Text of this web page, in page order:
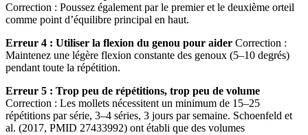
Correction : Poussez également par le premier et le deuxième orteil
comme point d’équilibre principal en haut.
Erreur 4 : Utiliser la flexion du genou pour aider Correction :
Maintenez une légère flexion constante des genoux (5–10 degrés)
pendant toute la répétition.
Erreur 5 : Trop peu de répétitions, trop peu de volume
Correction : Les mollets nécessitent un minimum de 15–25
répétitions par série, 3–4 séries, 3 jours par semaine. Schoenfeld et
al. (2017, PMID 27433992) ont établi que des volumes